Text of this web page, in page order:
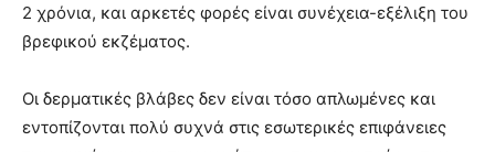
2 χρόνια, και αρκετές φορές είναι συνέχεια-εξέλιξη του
βρεφικού εκζέματος.
Οι δερματικές βλάβες δεν είναι τόσο απλωμένες και
εντοπίζονται πολύ συχνά στις εσωτερικές επιφάνειες